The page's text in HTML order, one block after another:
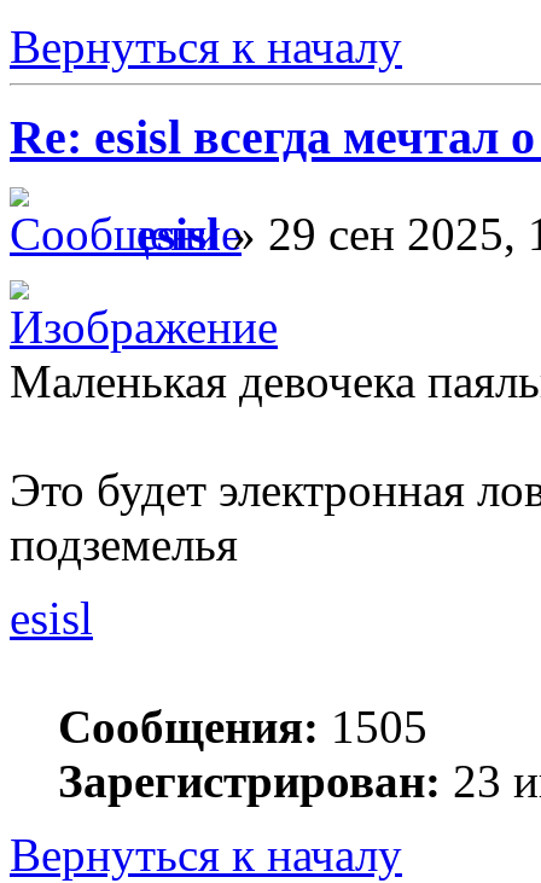
Вернуться к началу
Re: esisl всегда мечтал
esisl» 29 сен 2025,
Маленькая девочека
Это будет электронная
подземелья
esisl
Сообщения: 1505
Зарегистрирован: 23
Вернуться к началу